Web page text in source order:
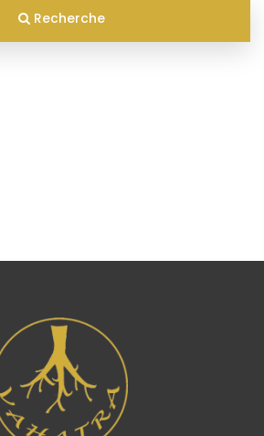
Recherche